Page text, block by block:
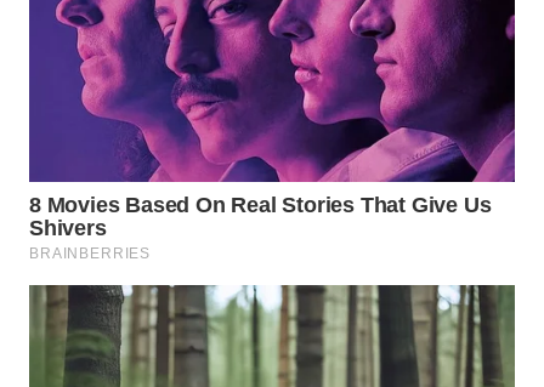
MASYARAKAT
KELISTRIKAN
MAWAKA
ID
MARTABAT
NET